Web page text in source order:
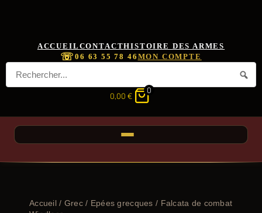
ACCUEIL CONTACTHISTOIRE DES ARMES
☏06 63 55 78 46 MON COMPTE
0,00 €
0
Accueil/ Grec/ Epées grecques / Falcata de combat